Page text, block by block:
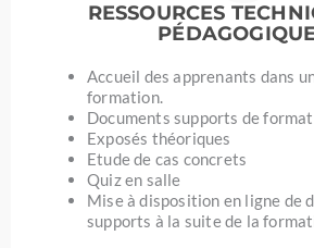
RESSOURCES
Accueil des apprenants dans
formation.
Documents supports de
Exposés théoriques
Etude de cas concrets
Quiz en salle
Mise à disposition en ligne de
supports à la suite de la